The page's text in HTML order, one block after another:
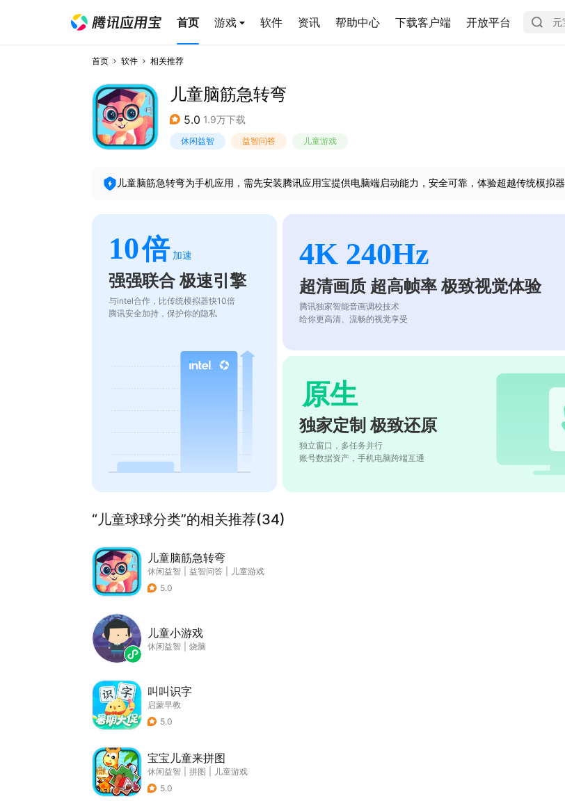
首页 游戏 软件 资讯 帮助中心 下载客户端 开放平台
首页 软件 相关推荐
儿童脑筋急转弯
5.0 1.9万下载
休闲益智 益智问答 儿童游戏
儿童脑筋急转弯为手机应用，需先安装腾讯应用宝提供电脑端启动能力，安全可靠，体验超越传统模拟器
10倍 加速
强强联合 极速引擎
与intel合作，比传统模拟器快10倍
腾讯安全加持，保护你的隐私
4K 240Hz
超清画质 超高帧率 极致视觉体验
腾讯独家智能音画调校技术
给你更高清、流畅的视觉享受
原生
独家定制 极致还原
独立窗口，多任务并行
账号数据资产，手机电脑跨端互通
“儿童球球分类”的相关推荐(34)
儿童脑筋急转弯
休闲益智 益智问答
儿童游戏
5.0
儿童小游戏
休闲益智 烧脑
叫叫识字
启蒙早教
5.0
宝宝儿童来拼图
休闲益智 拼图
儿童游戏
5.0